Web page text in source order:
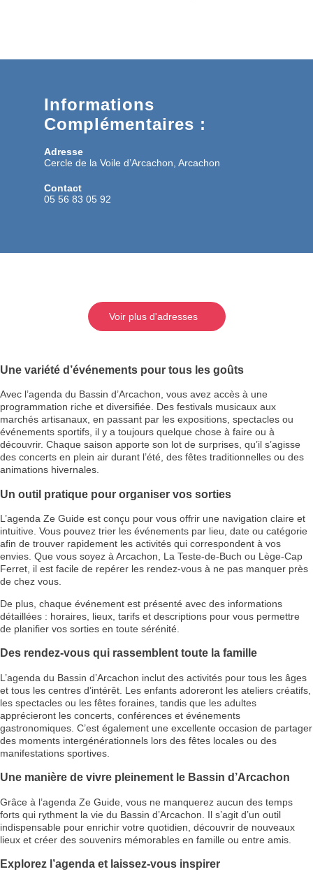
Informations
Complémentaires :
Adresse
Cercle de la Voile d’Arcachon, Arcachon
Contact
05 56 83 05 92
Voir plus d'adresses
Une variété d’événements pour tous les goûts
Avec l’agenda du Bassin d’Arcachon, vous avez accès à une
programmation riche et diversifiée. Des festivals musicaux aux
marchés artisanaux, en passant par les expositions, spectacles ou
événements sportifs, il y a toujours quelque chose à faire ou à
découvrir. Chaque saison apporte son lot de surprises, qu’il s’agisse
des concerts en plein air durant l’été, des fêtes traditionnelles ou des
animations hivernales.
Un outil pratique pour organiser vos sorties
L’agenda Ze Guide est conçu pour vous offrir une navigation claire et
intuitive. Vous pouvez trier les événements par lieu, date ou catégorie
afin de trouver rapidement les activités qui correspondent à vos
envies. Que vous soyez à Arcachon, La Teste-de-Buch ou Lège-Cap
Ferret, il est facile de repérer les rendez-vous à ne pas manquer près
de chez vous.
De plus, chaque événement est présenté avec des informations
détaillées : horaires, lieux, tarifs et descriptions pour vous permettre
de planifier vos sorties en toute sérénité.
Des rendez-vous qui rassemblent toute la famille
L’agenda du Bassin d’Arcachon inclut des activités pour tous les âges
et tous les centres d’intérêt. Les enfants adoreront les ateliers créatifs,
les spectacles ou les fêtes foraines, tandis que les adultes
apprécieront les concerts, conférences et événements
gastronomiques. C’est également une excellente occasion de partager
des moments intergénérationnels lors des fêtes locales ou des
manifestations sportives.
Une manière de vivre pleinement le Bassin d’Arcachon
Grâce à l’agenda Ze Guide, vous ne manquerez aucun des temps
forts qui rythment la vie du Bassin d’Arcachon. Il s’agit d’un outil
indispensable pour enrichir votre quotidien, découvrir de nouveaux
lieux et créer des souvenirs mémorables en famille ou entre amis.
Explorez l’agenda et laissez-vous inspirer